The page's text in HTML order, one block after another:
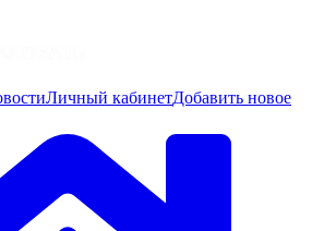
Личный кабинетДобавить новое